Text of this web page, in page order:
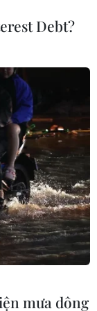
và thống
cố vấn cho
2 lần mỗi
Mười khi
giới (WB)
thường niên.
đã diễn
viêm
họp tiếp theo
tại thủ đô
Debt?
mưa dông